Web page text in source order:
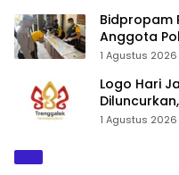
Bidpropam
Anggota
1 Agustus 2026
Logo Hari
Bumi”
1 Agustus 2026